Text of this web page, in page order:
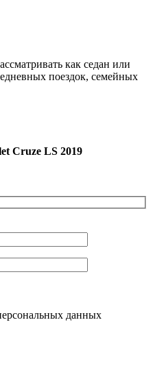
как седан или
поездок, семейных
Cruze LS 2019
данных